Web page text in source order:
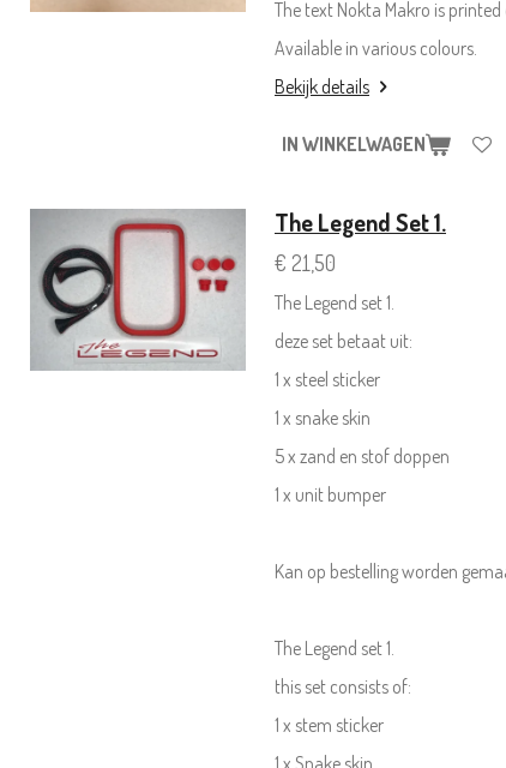
The text Nokta Makro is printed
Available in various colours.
Bekijk details
IN WINKELWAGEN
The Legend Set 1.
€ 21,50
The Legend set 1.
deze set betaat uit:
1 x steel sticker
1 x snake skin
5 x zand en stof doppen
1 x unit bumper
Kan op bestelling worden
The Legend set 1.
this set consists of:
1 x stem sticker
1 x Snake skin